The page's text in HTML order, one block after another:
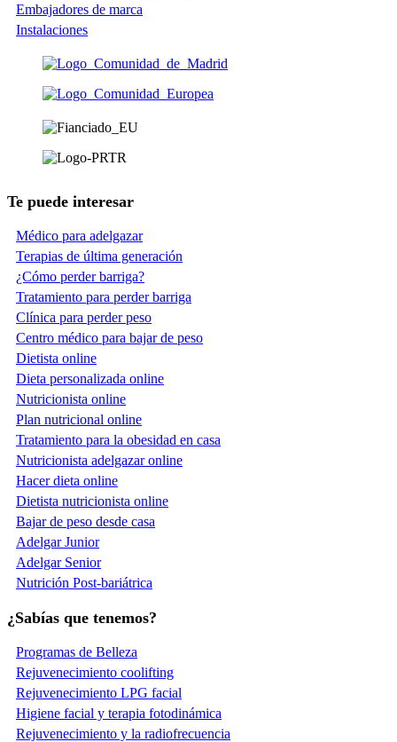
Embajadores de marca
Instalaciones
Te puede interesar
Médico para adelgazar
Terapias de última generación
¿Cómo perder barriga?
Tratamiento para perder barriga
Clínica para perder peso
Centro médico para bajar de peso
Dietista online
Dieta personalizada online
Nutricionista online
Plan nutricional online
Tratamiento para la obesidad en casa
Nutricionista adelgazar online
Hacer dieta online
Dietista nutricionista online
Bajar de peso desde casa
Adelgar Junior
Adelgar Senior
Nutrición Post-bariátrica
¿Sabías que tenemos?
Programas de Belleza
Rejuvenecimiento coolifting
Rejuvenecimiento LPG facial
Higiene facial y terapia fotodinámica
Rejuvenecimiento y la radiofrecuencia